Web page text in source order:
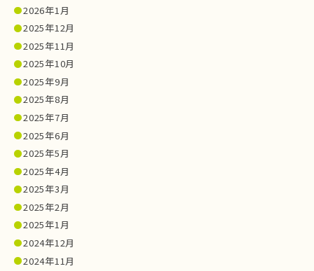
2026年1月
2025年12月
2025年11月
2025年10月
2025年9月
2025年8月
2025年7月
2025年6月
2025年5月
2025年4月
2025年3月
2025年2月
2025年1月
2024年12月
2024年11月